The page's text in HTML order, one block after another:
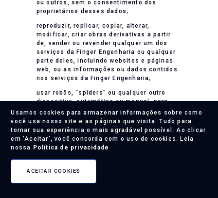
Usamos cookies para armazenar informações sobre como
você usa nosso site e as páginas que visita. Tudo para
tornar sua experiência o mais agradável possível. Ao clicar
em 'Aceitar', você concorda com o uso de cookies. Leia
nossa Política de privacidade
ACEITAR COOKIES
ou outros, sem o consentimento dos
proprietários desses dados;
reproduzir, replicar, copiar, alterar,
modificar, criar obras derivativas a partir
de, vender ou revender qualquer um dos
serviços da Finger Engenharia ou qualquer
parte deles, incluindo websites e páginas
web, ou as informações ou dados contidos
nos serviços da Finger Engenharia;
usar robôs, “spiders” ou qualquer outro
dispositivo, automático ou manual, para
monitorar ou copiar qualquer conteúdo do
serviço da Finger Engenharia;
transmitir conteúdo que não pertence ao
Usuário ou que ele não tenha direito de
publicar ou distribuir, seja sob lei ou
contrato;
acessar o Site sem autorização, por meio
de práticas de “hacking”, “password